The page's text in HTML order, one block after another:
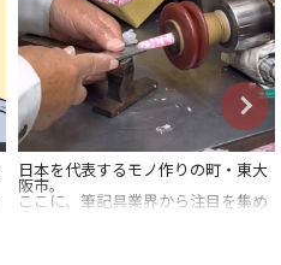
日本を代表するモノ作りの町・東大
阪市。
ここに、筆記具業界から注目を集め